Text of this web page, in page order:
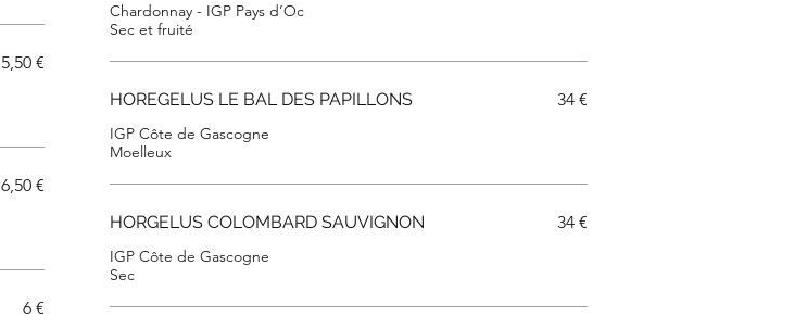
5,50 €
6,50 €
6 €
Chardonnay - IGP Pays d’Oc
Sec et fruité
HOREGELUS LE BAL DES PAPILLONS
IGP Côte de Gascogne
Moelleux
34 €
HORGELUS COLOMBARD SAUVIGNON
IGP Côte de Gascogne
Sec
34 €